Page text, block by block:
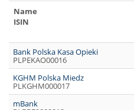
Name
ISIN
Bank Polska Kasa Opieki
PLPEKAO00016
KGHM Polska Miedz
PLKGHM000017
mBank